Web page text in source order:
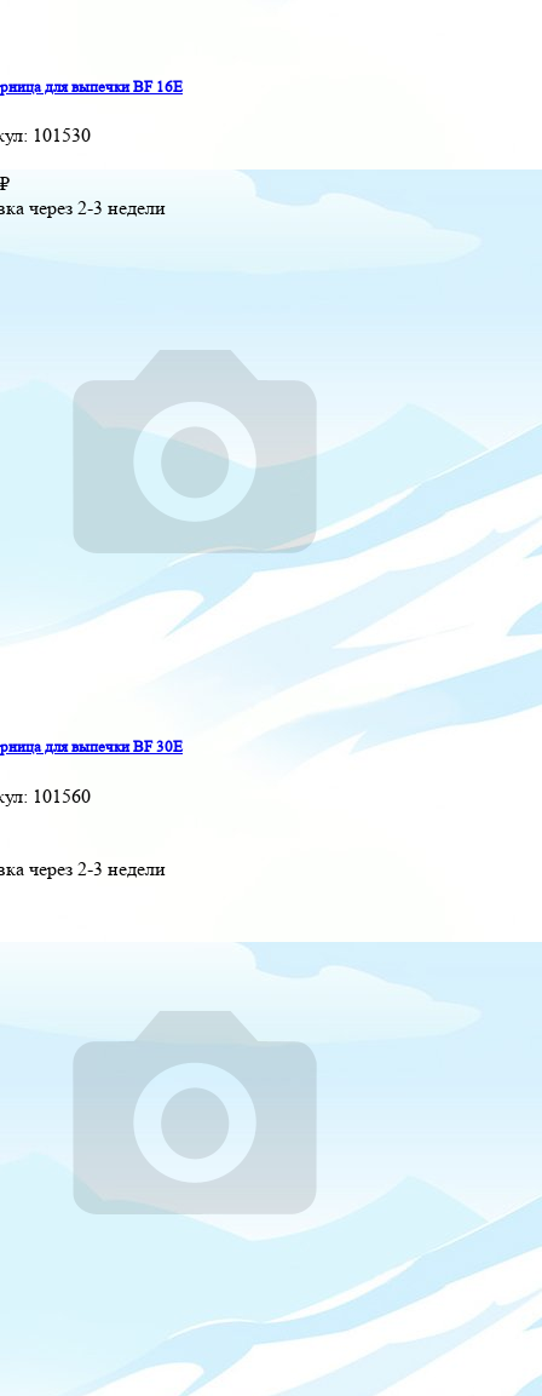
для выпечки BF 16E
101530
₽
через 2-3 недели
для выпечки BF 30E
101560
через 2-3 недели